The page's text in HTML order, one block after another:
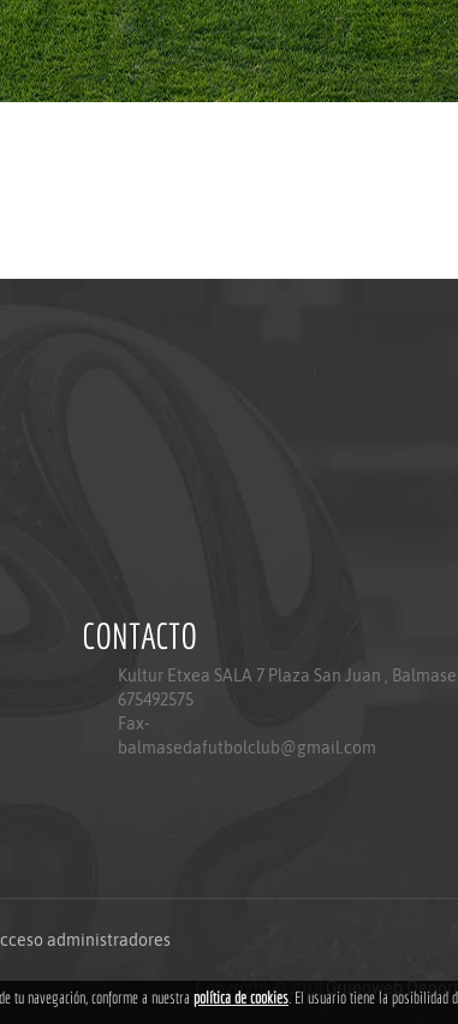
CONTACTO
Kultur Etxea SALA 7 Plaza San Juan ,
675492575
Fax-
balmasedafutbolclub@gmail.com
administradores
Copyright © 2018 Grupoweb
tu navegación, conforme a nuestra política de cookies. El usuario tiene la posibilidad